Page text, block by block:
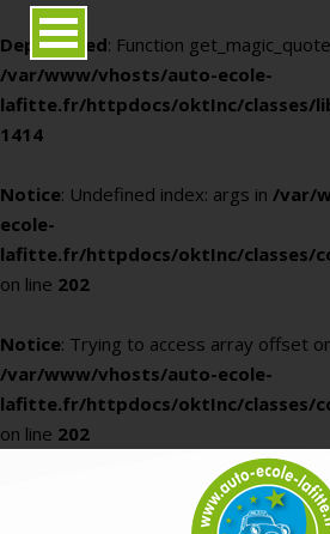
Deprecated: Function
/var/www/vhosts/auto-ecole-
lafitte.fr/httpdocs/oktInc/classes/
1414
Notice: Undefined index: args in /var/
ecole-
lafitte.fr/httpdocs/oktInc/classes/
on line 202
Notice: Trying to access array offset
/var/www/vhosts/auto-ecole-
lafitte.fr/httpdocs/oktInc/classes/
on line 202